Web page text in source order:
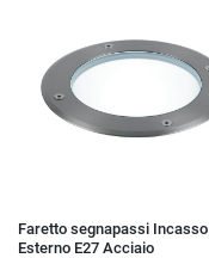
Faretto segnapassi Incasso
Esterno E27 Acciaio